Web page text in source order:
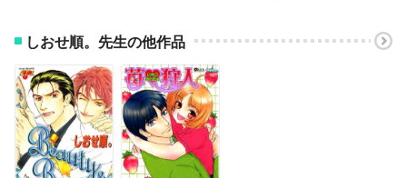
しおせ順。先生の他作品